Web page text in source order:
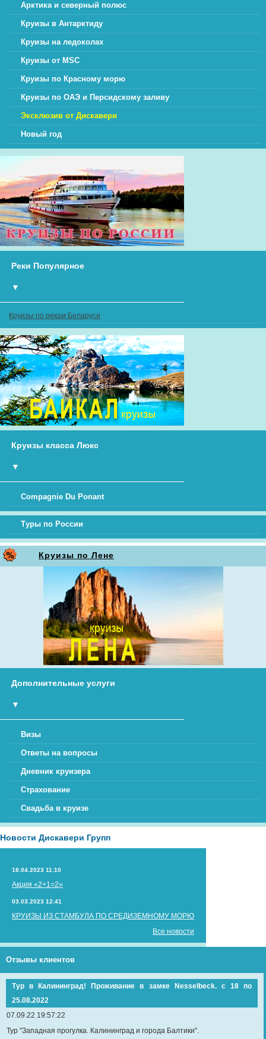
Арктика и северный полюс
Круизы в Антарктиду
Круизы на ледоколах
Круизы от MSC
Круизы по Красному морю
Круизы по ОАЭ и Персидскому заливу
Эксклюзив от Дискавери
Новый год
Реки Популярное
▼
Круизы по рекам Беларуси
Круизы класса Люкс
▼
Compagnie Du Ponant
Туры по России
Круизы по Лене
Дополнительные услуги
▼
Визы
Ответы на вопросы
Дневник круизера
Страхование
Свадьба в круизе
Новости Дискавери Групп
18.04.2023 11:10
Акция «2+1=2»
03.03.2023 12:41
КРУИЗЫ ИЗ СТАМБУЛА ПО СРЕДИЗЕМНОМУ МОРЮ
Все новости
Отзывы клиентов
Тур в Калининград! Проживание в замке Nesselbeck. с 18 по
25.08.2022
07.09.22 19:57:22
Тур "Западная прогулка. Калининград и города Балтики".